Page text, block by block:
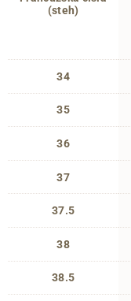
(steh)
34
35
36
37
37.5
38
38.5